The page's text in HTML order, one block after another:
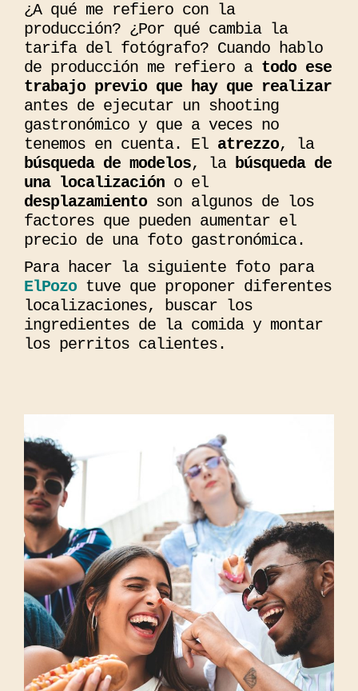
¿A qué me refiero con la
producción? ¿Por qué cambia la
tarifa del fotógrafo? Cuando hablo
de producción me refiero a todo ese
trabajo previo que hay que realizar
antes de ejecutar un shooting
gastronómico y que a veces no
tenemos en cuenta. El atrezzo, la
búsqueda de modelos, labúsqueda de
una localización o el
desplazamiento son algunos de los
factores que pueden aumentar el
precio de una foto gastronómica.
Para hacer la siguiente foto para
ElPozo tuve que proponer diferentes
localizaciones, buscar los
ingredientes de la comida y montar
los perritos calientes.